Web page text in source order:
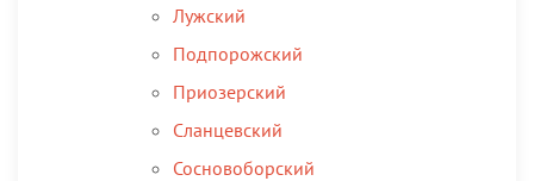
Лужский
Подпорожский
Приозерский
Сланцевский
Сосновоборский